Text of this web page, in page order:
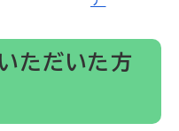
ただいた方